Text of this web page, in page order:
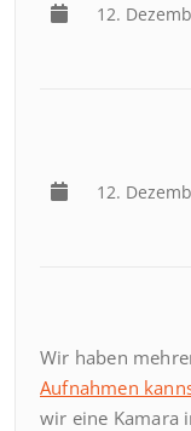
12.
12.
Wir haben
Aufnahmen
wir eine Kamara